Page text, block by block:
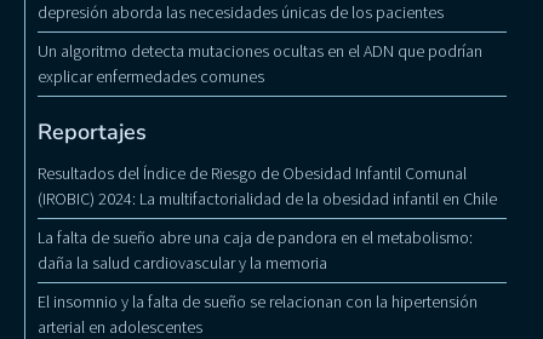
depresión aborda las necesidades únicas de los pacientes
Un algoritmo detecta mutaciones ocultas en el ADN que podrían
explicar enfermedades comunes
Reportajes
Resultados del Índice de Riesgo de Obesidad Infantil Comunal
(IROBIC) 2024: La multifactorialidad de la obesidad infantil en Chile
La falta de sueño abre una caja de pandora en el metabolismo:
daña la salud cardiovascular y la memoria
El insomnio y la falta de sueño se relacionan con la hipertensión
arterial en adolescentes